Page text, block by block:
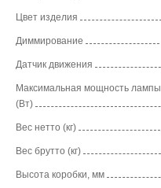
Цвет изделия
Диммирование
Датчик движения
Максимальная мощность лампы
(Вт)
Вес нетто (кг)
Вес брутто (кг)
Высота коробки, мм